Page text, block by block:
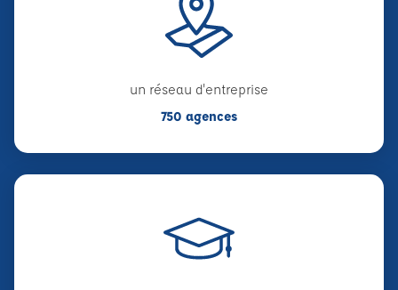
un réseau d'entreprise
750 agences